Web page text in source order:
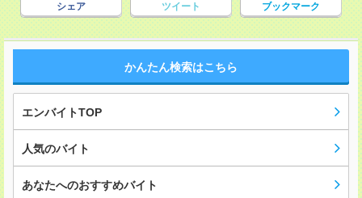
シェア ツイート ブックマーク
かんたん検索はこちら
エンバイトTOP
人気のバイト
あなたへのおすすめバイト